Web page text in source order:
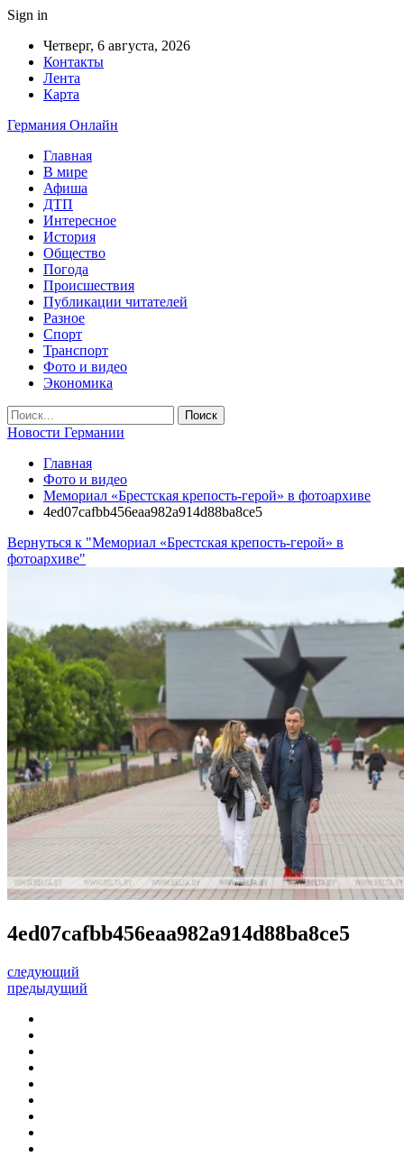
Sign in
Четверг, 6 августа, 2026
Контакты
Лента
Карта
Германия Онлайн
Главная
В мире
Афиша
ДТП
Интересное
История
Общество
Погода
Происшествия
Публикации читателей
Разное
Спорт
Транспорт
Фото и видео
Экономика
Новости Германии
Главная
Фото и видео
Мемориал «Брестская крепость-герой» в фотоархиве
4ed07cafbb456eaa982a914d88ba8ce5
Вернуться к "Мемориал «Брестская крепость-герой» в
фотоархиве"
4ed07cafbb456eaa982a914d88ba8ce5
следующий
предыдущий